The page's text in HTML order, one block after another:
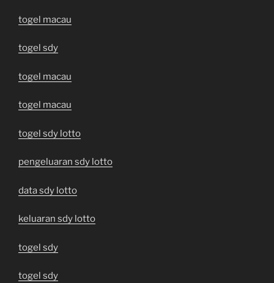
togel macau
togel sdy
togel macau
togel macau
togel sdy lotto
pengeluaran sdy lotto
data sdy lotto
keluaran sdy lotto
togel sdy
togel sdy